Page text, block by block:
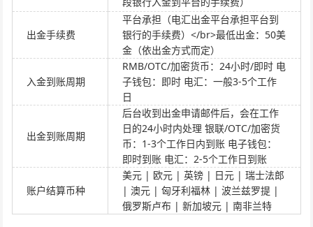
出金手续费
平台承担（电汇出金平台承担平台到
银行的手续费）</br>最低出金：50美
金（依出金方式而定）
入金到账周期
RMB/OTC/加密货币：24小时/即时 电
子钱包：即时 电汇：一般3-5个工作
日
出金到账周期
后台收到出金申请邮件后，会在工作
日的24小时内处理 银联/OTC/加密货
币：1-3个工作日内到账 电子钱包：
即时到账 电汇：2-5个工作日到账
账户结算币种
美元 | 欧元 | 英镑 | 日元 | 瑞士法郎
| 澳元 | 匈牙利福林 | 波兰兹罗提 |
俄罗斯卢布 | 新加坡元 | 南非兰特